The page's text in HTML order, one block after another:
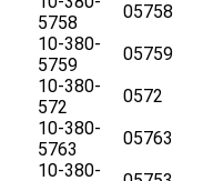
5758
05758
10-380-
5759
05759
10-380-
572
0572
10-380-
5763
05763
10-380-